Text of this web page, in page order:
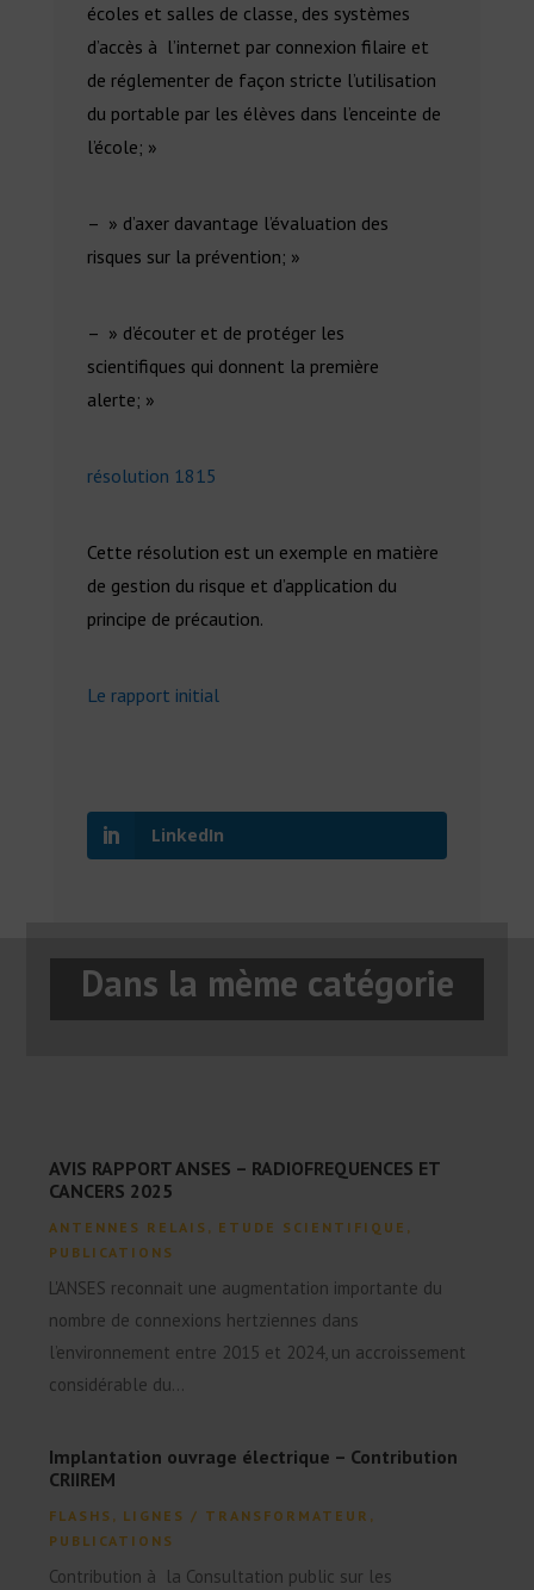
écoles et salles de classe, des systèmes
d’accès à l’internet par connexion filaire et
de réglementer de façon stricte l’utilisation
du portable par les élèves dans l’enceinte de
l’école; »
– » d’axer davantage l’évaluation des
risques sur la prévention; »
– » d’écouter et de protéger les
scientifiques qui donnent la première
alerte; »
résolution 1815
Cette résolution est un exemple en matière
de gestion du risque et d’application du
principe de précaution.
Le rapport initial
LinkedIn
Dans la mème catégorie
AVIS RAPPORT ANSES – RADIOFREQUENCES ET
CANCERS 2025
ANTENNES RELAIS , ETUDE SCIENTIFIQUE ,
PUBLICATIONS
L'ANSES reconnait une augmentation importante du
nombre de connexions hertziennes dans
l’environnement entre 2015 et 2024, un accroissement
considérable du...
Implantation ouvrage électrique – Contribution
CRIIREM
FLASHS , LIGNES / TRANSFORMATEUR ,
PUBLICATIONS
Contribution à la Consultation public sur les